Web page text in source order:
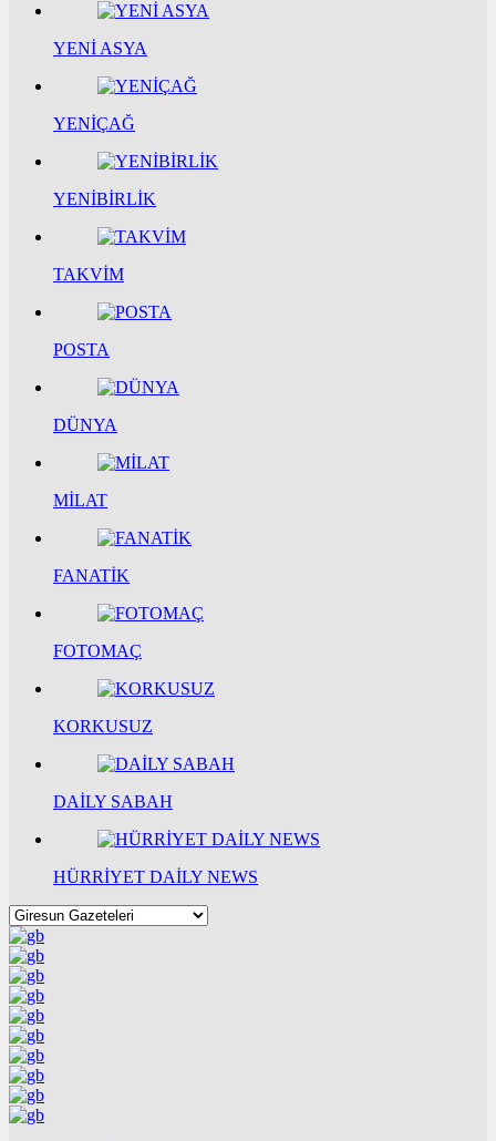
YENİ ASYA
YENİÇAĞ
YENİBİRLİK
TAKVİM
POSTA
DÜNYA
MİLAT
FANATİK
FOTOMAÇ
KORKUSUZ
DAİLY SABAH
HÜRRİYET DAİLY NEWS